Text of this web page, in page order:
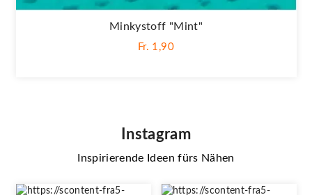
Minkystoff "Mint"
Fr. 1,90
Instagram
Inspirierende Ideen fürs Nähen